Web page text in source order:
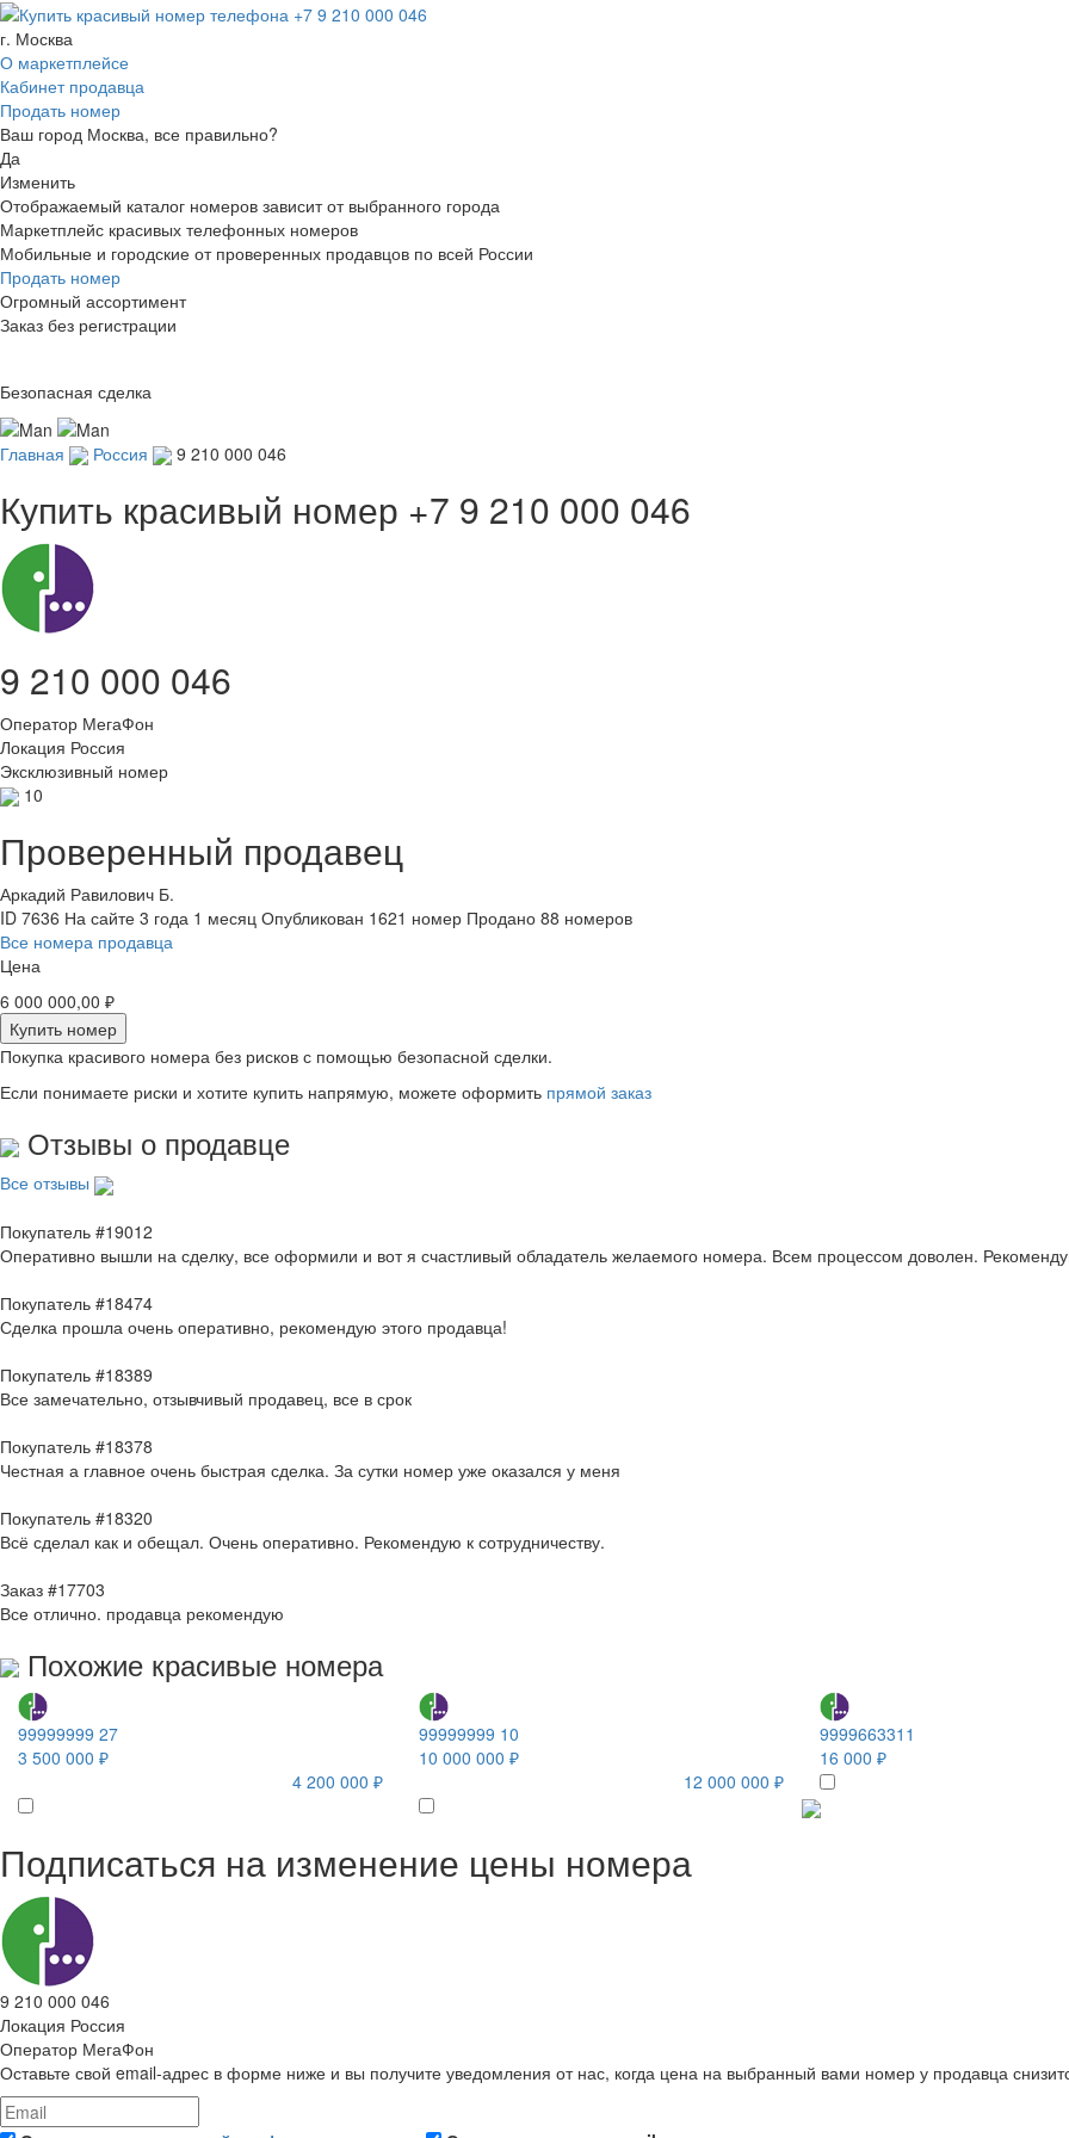
г. Москва
О маркетплейсе
Кабинет продавца
Продать номер
Ваш город Москва, все правильно?
Да
Изменить
Отображаемый каталог номеров зависит от выбранного города
Маркетплейс красивых телефонных номеров
Мобильные и городские от проверенных продавцов по всей России
Продать номер
Огромный ассортимент
Заказ без регистрации
Безопасная сделка
Главная Россия 9 210 000 046
Купить красивый номер +7 9 210 000 046
9 210 000 046
Оператор МегаФон
Локация Россия
Эксклюзивный номер
10
Проверенный продавец
Аркадий Равилович Б.
ID 7636 На сайте 3 года 1 месяц Опубликован 1621 номер Продано 88 номеров
Все номера продавца
Цена
6 000 000,00 ₽
Купить номер
Покупка красивого номера без рисков с помощью безопасной сделки.
Если понимаете риски и хотите купить напрямую, можете оформить прямой заказ
Отзывы о продавце
Все отзывы
Покупатель #19012
Оперативно вышли на сделку, все оформили и вот я счастливый обладатель желаемого номера. Всем процессом доволен.
Покупатель #18474
Сделка прошла очень оперативно, рекомендую этого продавца!
Покупатель #18389
Все замечательно, отзывчивый продавец, все в срок
Покупатель #18378
Честная а главное очень быстрая сделка. За сутки номер уже оказался у меня
Покупатель #18320
Всё сделал как и обещал. Очень оперативно. Рекомендую к сотрудничеству.
Заказ #17703
Все отлично. продавца рекомендую
Похожие красивые номера
99999999 27
3 500 000 ₽
4 200 000 ₽
99999999 10
10 000 000 ₽
12 000 000 ₽
9999663311
16 000 ₽
Подписаться на изменение цены номера
9 210 000 046
Локация Россия
Оператор МегаФон
Оставьте свой email-адрес в форме ниже и вы получите уведомления от нас, когда цена на выбранный вами номер у продавца